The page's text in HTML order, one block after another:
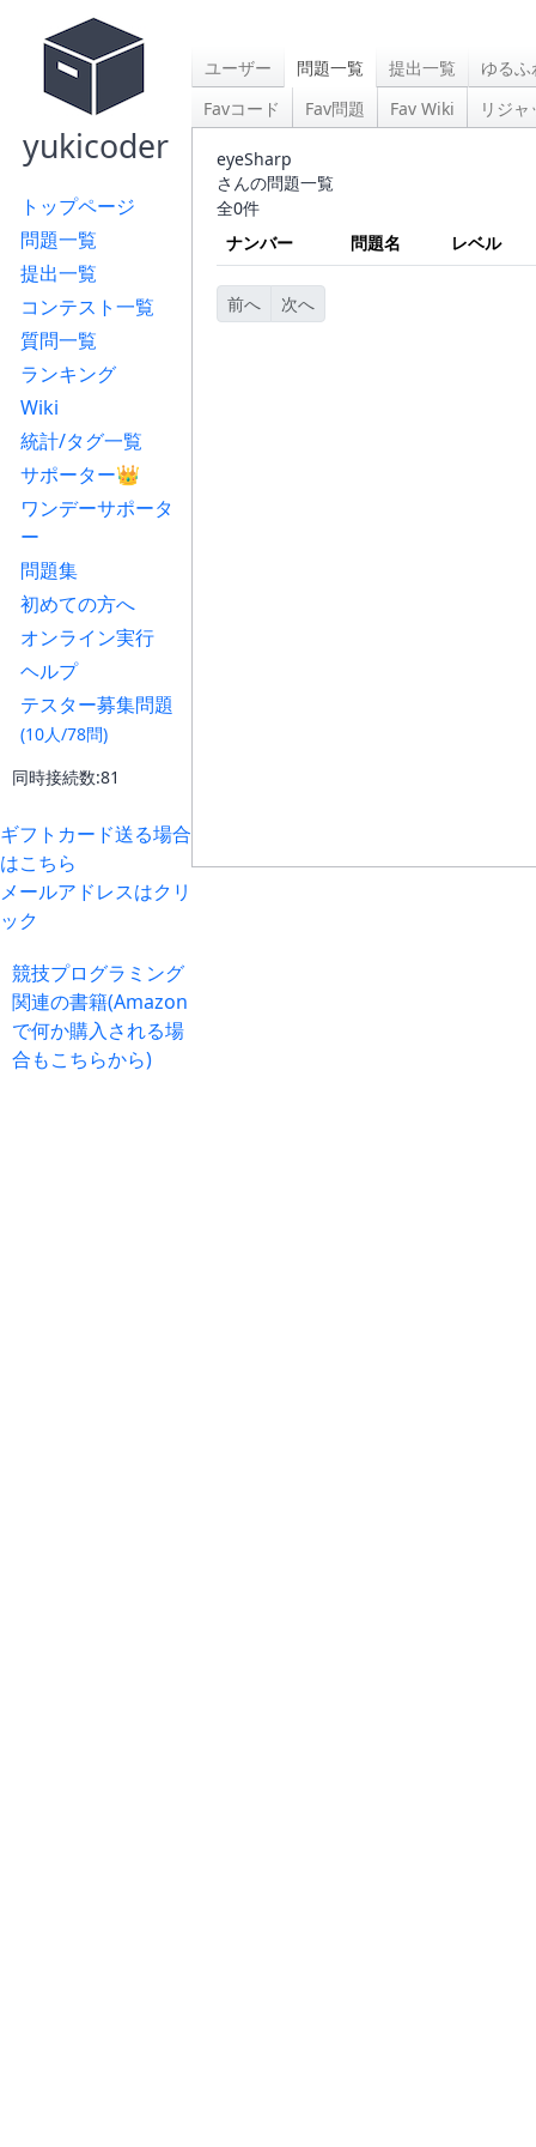
yukicoder
トップページ
問題一覧
提出一覧
コンテスト一覧
質問一覧
ランキング
Wiki
統計/タグ一覧
サポーター👑
ワンデーサポータ
ー
問題集
初めての方へ
オンライン実行
ヘルプ
テスター募集問題
(10人/78問)
同時接続数:81
ギフトカード送る場合
はこちら
メールアドレスはクリ
ック
競技プログラミング
関連の書籍(Amazon
で何か購入される場
合もこちらから)
ユーザー 問題一覧 提出一覧
ゆる
Favコード
Fav問題 Fav Wiki リジ
eyeSharp
さんの問題一覧
全0件
ナンバー
問題名 レベル
前へ 次へ